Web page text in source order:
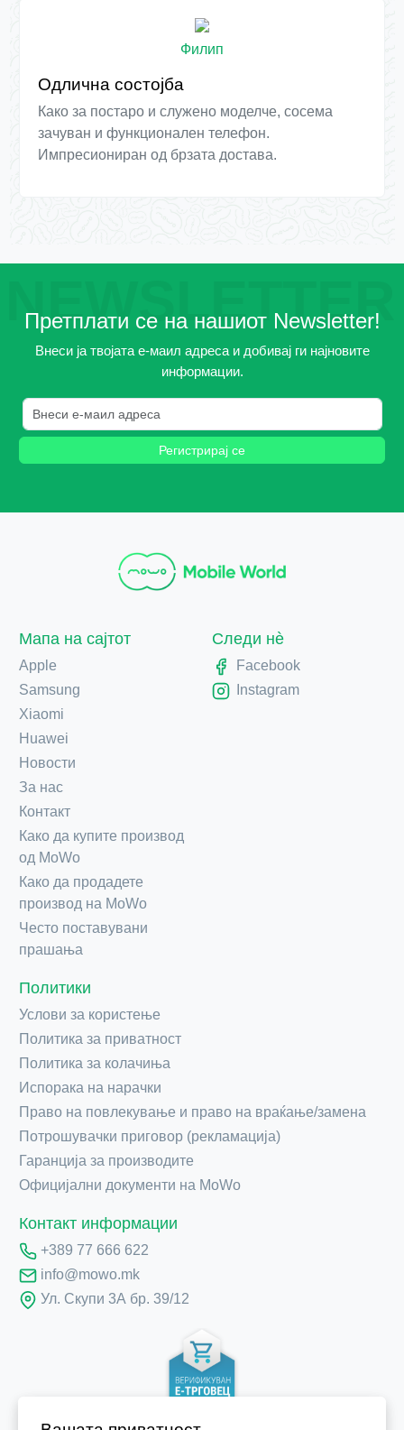
Филип
Одлична состојба
Како за постаро и служено моделче, сосема
зачуван и функционален телефон.
Импресиониран од брзата достава.
NEWSLETTER
Претплати се на нашиот Newsletter!
Внеси ја твојата е-маил адреса и добивај ги најновите
информации.
Регистрирај се
Мапа на сајтот
Apple
Samsung
Xiaomi
Huawei
Новости
За нас
Контакт
Како да купите производ
од MoWo
Како да продадете
производ на MoWo
Често поставувани
прашања
Политики
Услови за користење
Политика за приватност
Политика за колачиња
Испорака на нарачки
Право на повлекување и право на враќање/замена
Потрошувачки приговор (рекламација)
Гаранција за производите
Официјални документи на MoWo
Контакт информации
+389 77 666 622
info@mowo.mk
Ул. Скупи 3А бр. 39/12
Следи нè
Facebook
Instagram